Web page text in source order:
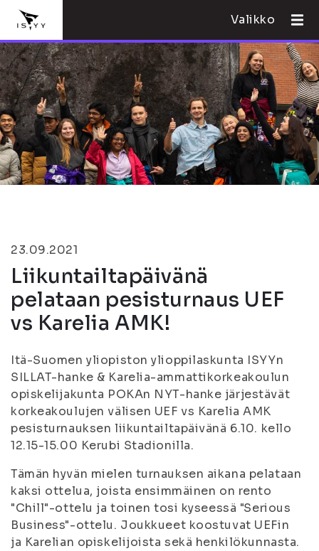
Valikko
23.09.2021
Liikuntailtapäivänä
pelataan pesisturnaus UEF
vs Karelia AMK!
Itä-Suomen yliopiston ylioppilaskunta ISYYn
SILLAT-hanke & Karelia-ammattikorkeakoulun
opiskelijakunta POKAn NYT-hanke järjestävät
korkeakoulujen välisen UEF vs Karelia AMK
pesisturnauksen liikuntailtapäivänä 6.10. kello
12.15-15.00 Kerubi Stadionilla.
Tämän hyvän mielen turnauksen aikana pelataan
kaksi ottelua, joista ensimmäinen on rento
"Chill"-ottelu ja toinen tosi kyseessä "Serious
Business"-ottelu. Joukkueet koostuvat UEFin
ja Karelian opiskelijoista sekä henkilökunnasta.